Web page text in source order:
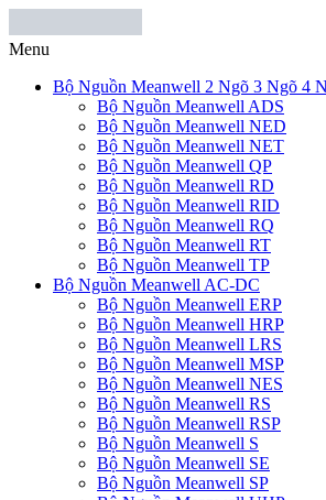
Menu
Bộ Nguồn Meanwell 2 Ngõ 3 Ngõ 4
Bộ Nguồn Meanwell ADS
Bộ Nguồn Meanwell NED
Bộ Nguồn Meanwell NET
Bộ Nguồn Meanwell QP
Bộ Nguồn Meanwell RD
Bộ Nguồn Meanwell RID
Bộ Nguồn Meanwell RQ
Bộ Nguồn Meanwell RT
Bộ Nguồn Meanwell TP
Bộ Nguồn Meanwell AC-DC
Bộ Nguồn Meanwell ERP
Bộ Nguồn Meanwell HRP
Bộ Nguồn Meanwell LRS
Bộ Nguồn Meanwell MSP
Bộ Nguồn Meanwell NES
Bộ Nguồn Meanwell RS
Bộ Nguồn Meanwell RSP
Bộ Nguồn Meanwell S
Bộ Nguồn Meanwell SE
Bộ Nguồn Meanwell SP